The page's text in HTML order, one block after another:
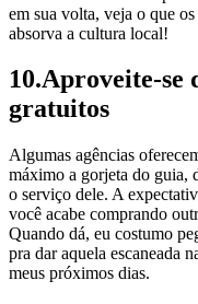
em sua volta, veja o que
absorva a cultura local!
10.Aproveite-se
gratuitos
Algumas agências
máximo a gorjeta do guia,
o serviço dele. A
você acabe comprando
Quando dá, eu costumo
pra dar aquela escaneada
meus próximos dias.